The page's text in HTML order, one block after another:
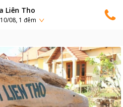
Liên Tho
08, 1 đêm